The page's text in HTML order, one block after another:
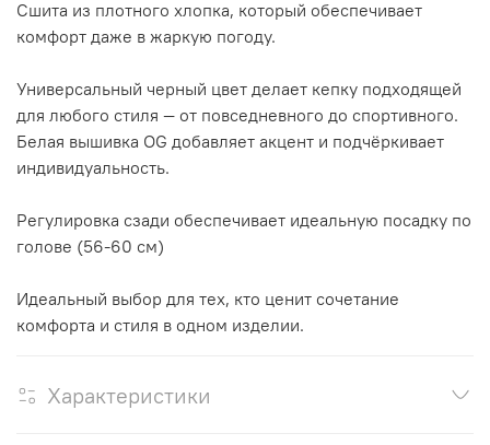
Сшита из плотного хлопка, который обеспечивает
комфорт даже в жаркую погоду.
Универсальный черный цвет делает кепку подходящей
для любого стиля — от повседневного до спортивного.
Белая вышивка OG добавляет акцент и подчёркивает
индивидуальность.
Регулировка сзади обеспечивает идеальную посадку по
голове (56-60 см)
Идеальный выбор для тех, кто ценит сочетание
комфорта и стиля в одном изделии.
Характеристики